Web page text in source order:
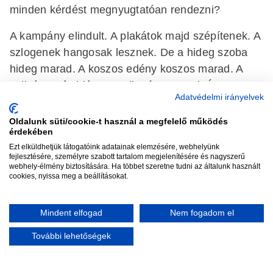
minden kérdést megnyugtatóan rendezni?
A kampány elindult. A plakátok majd szépítenek. A
szlogenek hangosak lesznek. De a hideg szoba
hideg marad. A koszos edény koszos marad. A
nyilvántartás hiánya pedig tény marad. És a
választók dolga eldönteni, hogy vajon ez az a
rend, amelyre egy ország jövőjét rá lehet bízni.
#Csatári Ernő #Tisza párt
Adatvédelmi irányelvek
Oldalunk süti/cookie-t használ a megfelelő működés
érdekében
Ezt elküldhetjük látogatóink adatainak elemzésére, webhelyünk
fejlesztésére, személyre szabott tartalom megjelenítésére és nagyszerű
webhely-élmény biztosítására. Ha többet szeretne tudni az általunk használt
cookies, nyissa meg a beállításokat.
Mindent elfogad Nem fogadom el
További lehetőségek